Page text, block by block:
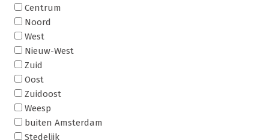
Centrum
Noord
West
Nieuw-West
Zuid
Oost
Zuidoost
Weesp
buiten Amsterdam
Stedelijk